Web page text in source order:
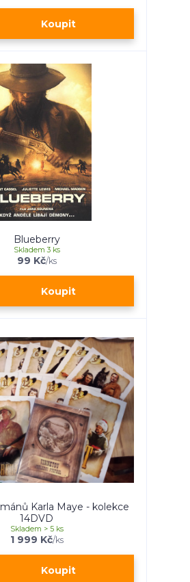
Koupit
Blueberry
99 Kč/ks
Skladem 3 ks
Koupit
Karla Maye - kolekce
14DVD
1 999 Kč/ks
Skladem > 5 ks
Koupit